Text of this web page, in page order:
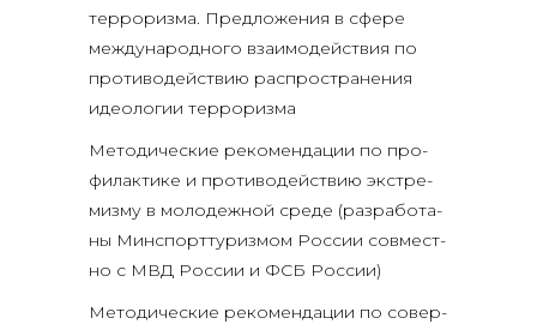
тер­ро­риз­ма. Пред­ло­же­ния в сфе­ре
меж­ду­на­род­но­го вза­и­мо­дей­ствия по
про­ти­во­дей­ствию рас­про­стра­не­ния
идео­ло­гии терроризма
Мето­ди­че­ские реко­мен­да­ции по про­
фи­лак­ти­ке и про­ти­во­дей­ствию экс­тре­
миз­му в моло­деж­ной сре­де (раз­ра­бо­та­
ны Мин­спорт­ту­риз­мом Рос­сии сов­мест­
но с МВД Рос­сии и ФСБ России)
Мето­ди­че­ские реко­мен­да­ции по совер­